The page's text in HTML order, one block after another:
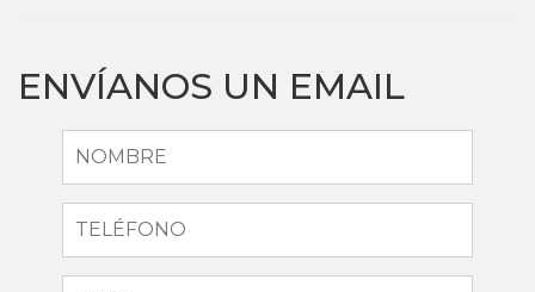
ENVÍANOS UN EMAIL